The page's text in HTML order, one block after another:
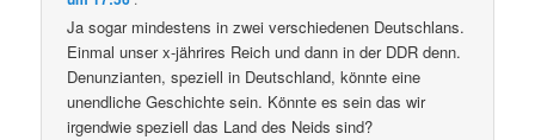
Ja sogar mindestens in zwei verschiedenen Deutschlans.
Einmal unser x-jährires Reich und dann in der DDR denn.
Denunzianten, speziell in Deutschland, könnte eine
unendliche Geschichte sein. Könnte es sein das wir
irgendwie speziell das Land des Neids sind?